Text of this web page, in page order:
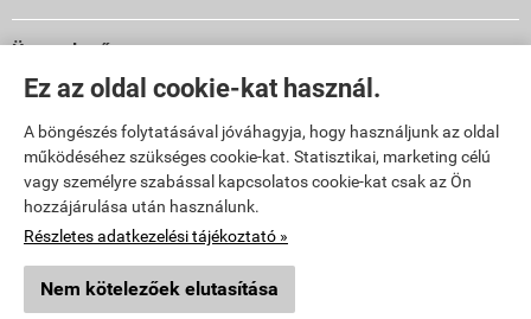
Ez az oldal cookie-kat használ.
A böngészés folytatásával jóváhagyja, hogy használjunk az oldal
működéséhez szükséges cookie-kat. Statisztikai, marketing célú
vagy személyre szabással kapcsolatos cookie-kat csak az Ön
hozzájárulása után használunk.
Részletes adatkezelési tájékoztató »
Nem kötelezőek elutasítása
Üzemeltető
Vibi Kft.
TELEFON: 06 96 444 600